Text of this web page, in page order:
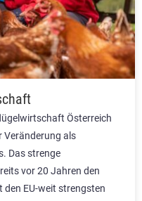
Österreich
Veränderung als
Das strenge
vor 20 Jahren den
EU-weit strengsten